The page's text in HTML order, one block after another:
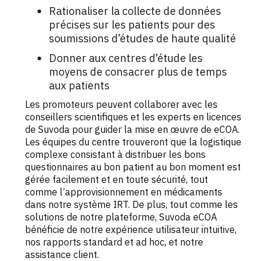
Rationaliser la collecte de données
précises sur les patients pour des
soumissions d’études de haute qualité
Donner aux centres d’étude les
moyens de consacrer plus de temps
aux patients
Les promoteurs peuvent collaborer avec les
conseillers scientifiques et les experts en licences
de Suvoda pour guider la mise en œuvre de eCOA.
Les équipes du centre trouveront que la logistique
complexe consistant à distribuer les bons
questionnaires au bon patient au bon moment est
gérée facilement et en toute sécurité, tout
comme l’approvisionnement en médicaments
dans notre système IRT. De plus, tout comme les
solutions de notre plateforme, Suvoda eCOA
bénéficie de notre expérience utilisateur intuitive,
nos rapports standard et ad hoc, et notre
assistance client.